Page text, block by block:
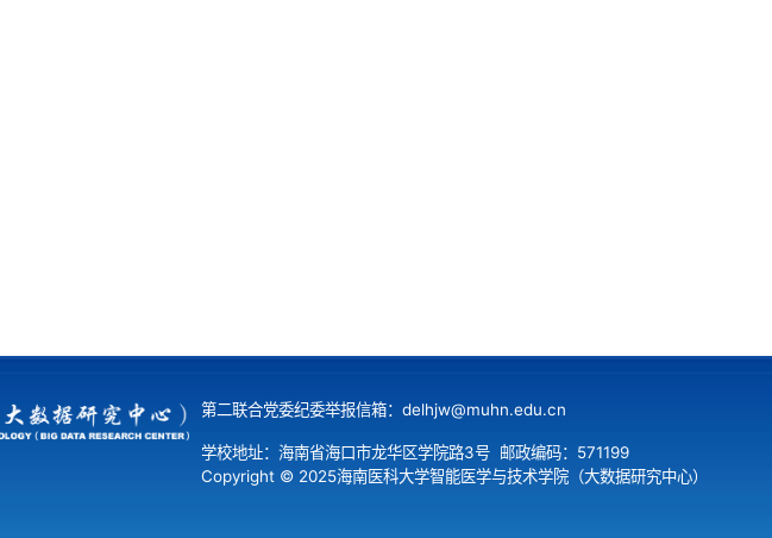
第二联合党委纪委举报信箱：delhjw@muhn.edu.cn
学校地址：海南省海口市龙华区学院路3号 邮政编码：571199
Copyright © 2025海南医科大学智能医学与技术学院（大数据研究中心）